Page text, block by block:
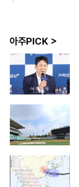
아주PICK >